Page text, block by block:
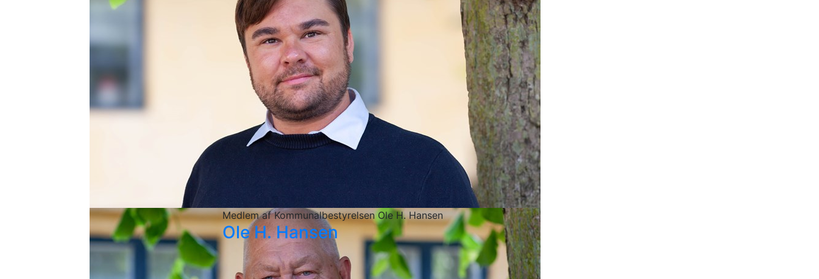
Medlem af Kommunalbestyrelsen Ole H. Hansen
Ole H. Hansen